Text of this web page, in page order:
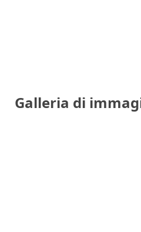
Galleria di